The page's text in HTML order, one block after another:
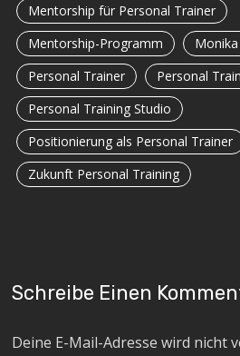
Mentorship für Personal Trainer
Mentorship-Programm
Personal Trainer
Personal
Personal Training Studio
Positionierung als Personal Trainer
Zukunft Personal Training
Schreibe Einen
Deine E-Mail-Adresse wird nicht